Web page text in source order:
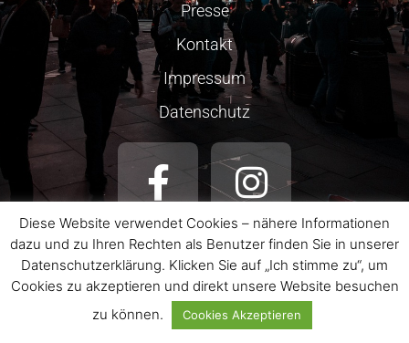
Presse
Kontakt
Impressum
Datenschutz
© 2026 LAURA WILDE
ALLE ANGABEN OHNE GEWÄHR.
Diese Website verwendet Cookies – nähere Informationen
dazu und zu Ihren Rechten als Benutzer finden Sie in unserer
Datenschutzerklärung. Klicken Sie auf „Ich stimme zu“, um
Cookies zu akzeptieren und direkt unsere Website besuchen
zu können.
Cookies Akzeptieren